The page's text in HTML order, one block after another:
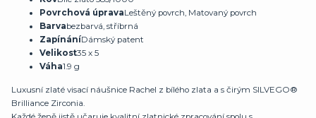
Povrchová úpravaLeštěný povrch, Matovaný povrch
Barvabezbarvá, stříbrná
ZapínáníDámský patent
Velikost35 x 5
Váha1.9 g
Luxusní zlaté visací náušnice Rachel z bílého zlata a s čirým SILVEGO®
Brilliance Zirconia.